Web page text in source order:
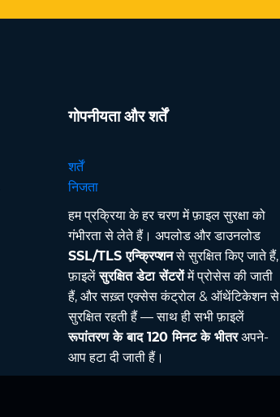
गोपनीयता और शर्तें
शर्तें
निजता
हम प्रक्रिया के हर चरण में फ़ाइल सुरक्षा को
गंभीरता से लेते हैं। अपलोड और डाउनलोड
SSL/TLS एन्क्रिप्शनसे सुरक्षित किए जाते हैं,
फ़ाइलेंसुरक्षित डेटा सेंटरोंमें प्रोसेस की जाती
हैं, और सख़्त एक्सेस कंट्रोल & ऑथेंटिकेशन से
सुरक्षित रहती हैं — साथ ही सभी फ़ाइलें
रूपांतरण के बाद 120 मिनट के भीतरअपने-
आप हटा दी जाती हैं।